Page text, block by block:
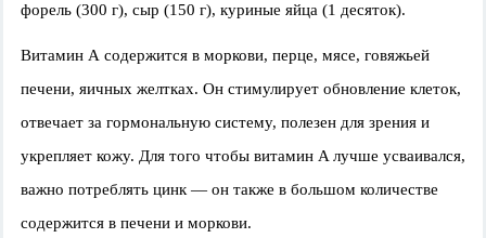
форель (300 г), сыр (150 г), куриные яйца (1 десяток).
Витамин А содержится в моркови, перце, мясе, говяжьей
печени, яичных желтках. Он стимулирует обновление клеток,
отвечает за гормональную систему, полезен для зрения и
укрепляет кожу. Для того чтобы витамин A лучше усваивался,
важно потреблять цинк — он также в большом количестве
содержится в печени и моркови.